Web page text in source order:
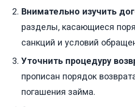
Внимательно изучить
разделы, касающиеся
санкций и условий
Уточнить процедуру
прописан порядок
погашения займа.